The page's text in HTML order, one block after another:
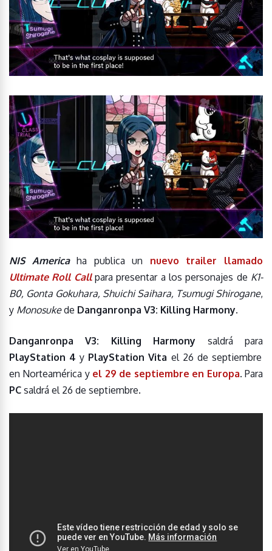
NIS Americaha publica un nuevo trailer llamado
Ultimate Roll Callpara presentar a los personajes de K1-
B0, Gonta Gokuhara, Shuichi Saihara, Tsumugi Shirogane,
y Monosukede Danganronpa V3: Killing Harmony.
Danganronpa V3: Killing Harmony saldrá para
PlayStation 4 y PlayStation Vita el 26 de septiembre
en Norteamérica yel 29 de septiembre en Europa. Para
PC saldrá el 26 de septiembre.